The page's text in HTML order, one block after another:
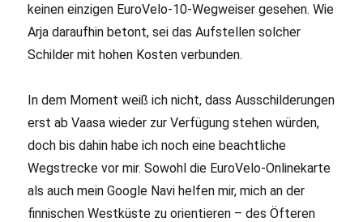
keinen einzigen EuroVelo-10-Wegweiser gesehen. Wie
Arja daraufhin betont, sei das Aufstellen solcher
Schilder mit hohen Kosten verbunden.
In dem Moment weiß ich nicht, dass Ausschilderungen
erst ab Vaasa wieder zur Verfügung stehen würden,
doch bis dahin habe ich noch eine beachtliche
Wegstrecke vor mir. Sowohl die EuroVelo-Onlinekarte
als auch mein Google Navi helfen mir, mich an der
finnischen Westküste zu orientieren – des Öfteren